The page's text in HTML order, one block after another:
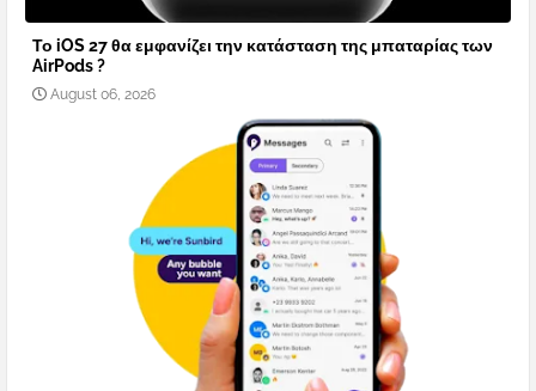
Το iOS 27 θα εμφανίζει την κατάσταση της μπαταρίας των
AirPods ?
August 06, 2026